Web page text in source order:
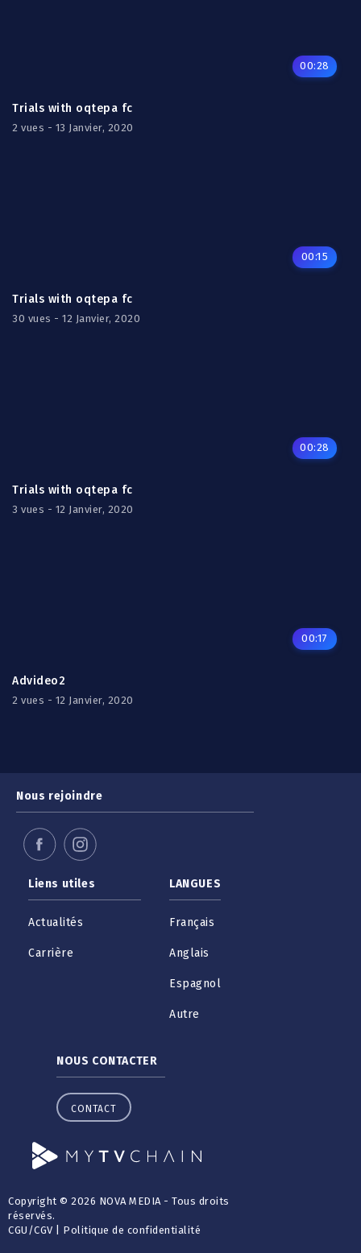
00:28
Trials with oqtepa fc
2 vues - 13 Janvier, 2020
00:15
Trials with oqtepa fc
30 vues - 12 Janvier, 2020
00:28
Trials with oqtepa fc
3 vues - 12 Janvier, 2020
00:17
Advideo2
2 vues - 12 Janvier, 2020
Copyright © 2026 NOVA MEDIA - Tous droits
réservés.
CGU /CGV Politique de confidentialité
Nous rejoindre
Liens utiles
Actualités
Carrière
LANGUES
Français
Anglais
Espagnol
Autre
NOUS CONTACTER
CONTACT